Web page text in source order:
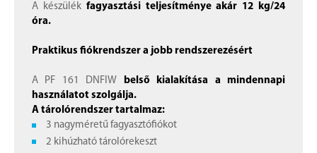
A készülékfagyasztási teljesítménye akár 12 kg/24
óra.
Praktikus fiókrendszer a jobb rendszerezésért
A PF 161 DNFIW belső kialakítása a mindennapi
használatot szolgálja.
A tárolórendszer tartalmaz:
3 nagyméretű fagyasztófiókot
2 kihúzható tárolórekeszt